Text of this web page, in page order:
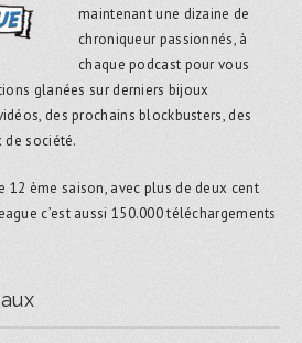
maintenant une dizaine de
chroniqueur passionnés, à
chaque podcast pour vous
glanées sur derniers bijoux
des prochains blockbusters, des
de société.
ème saison, avec plus de deux cent
c’est aussi 150.000 téléchargements